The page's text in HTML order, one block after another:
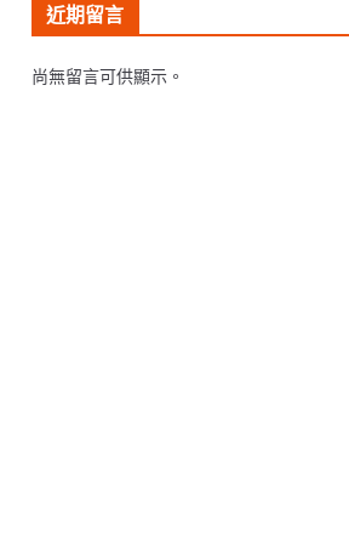
近期留言
尚無留言可供顯示。